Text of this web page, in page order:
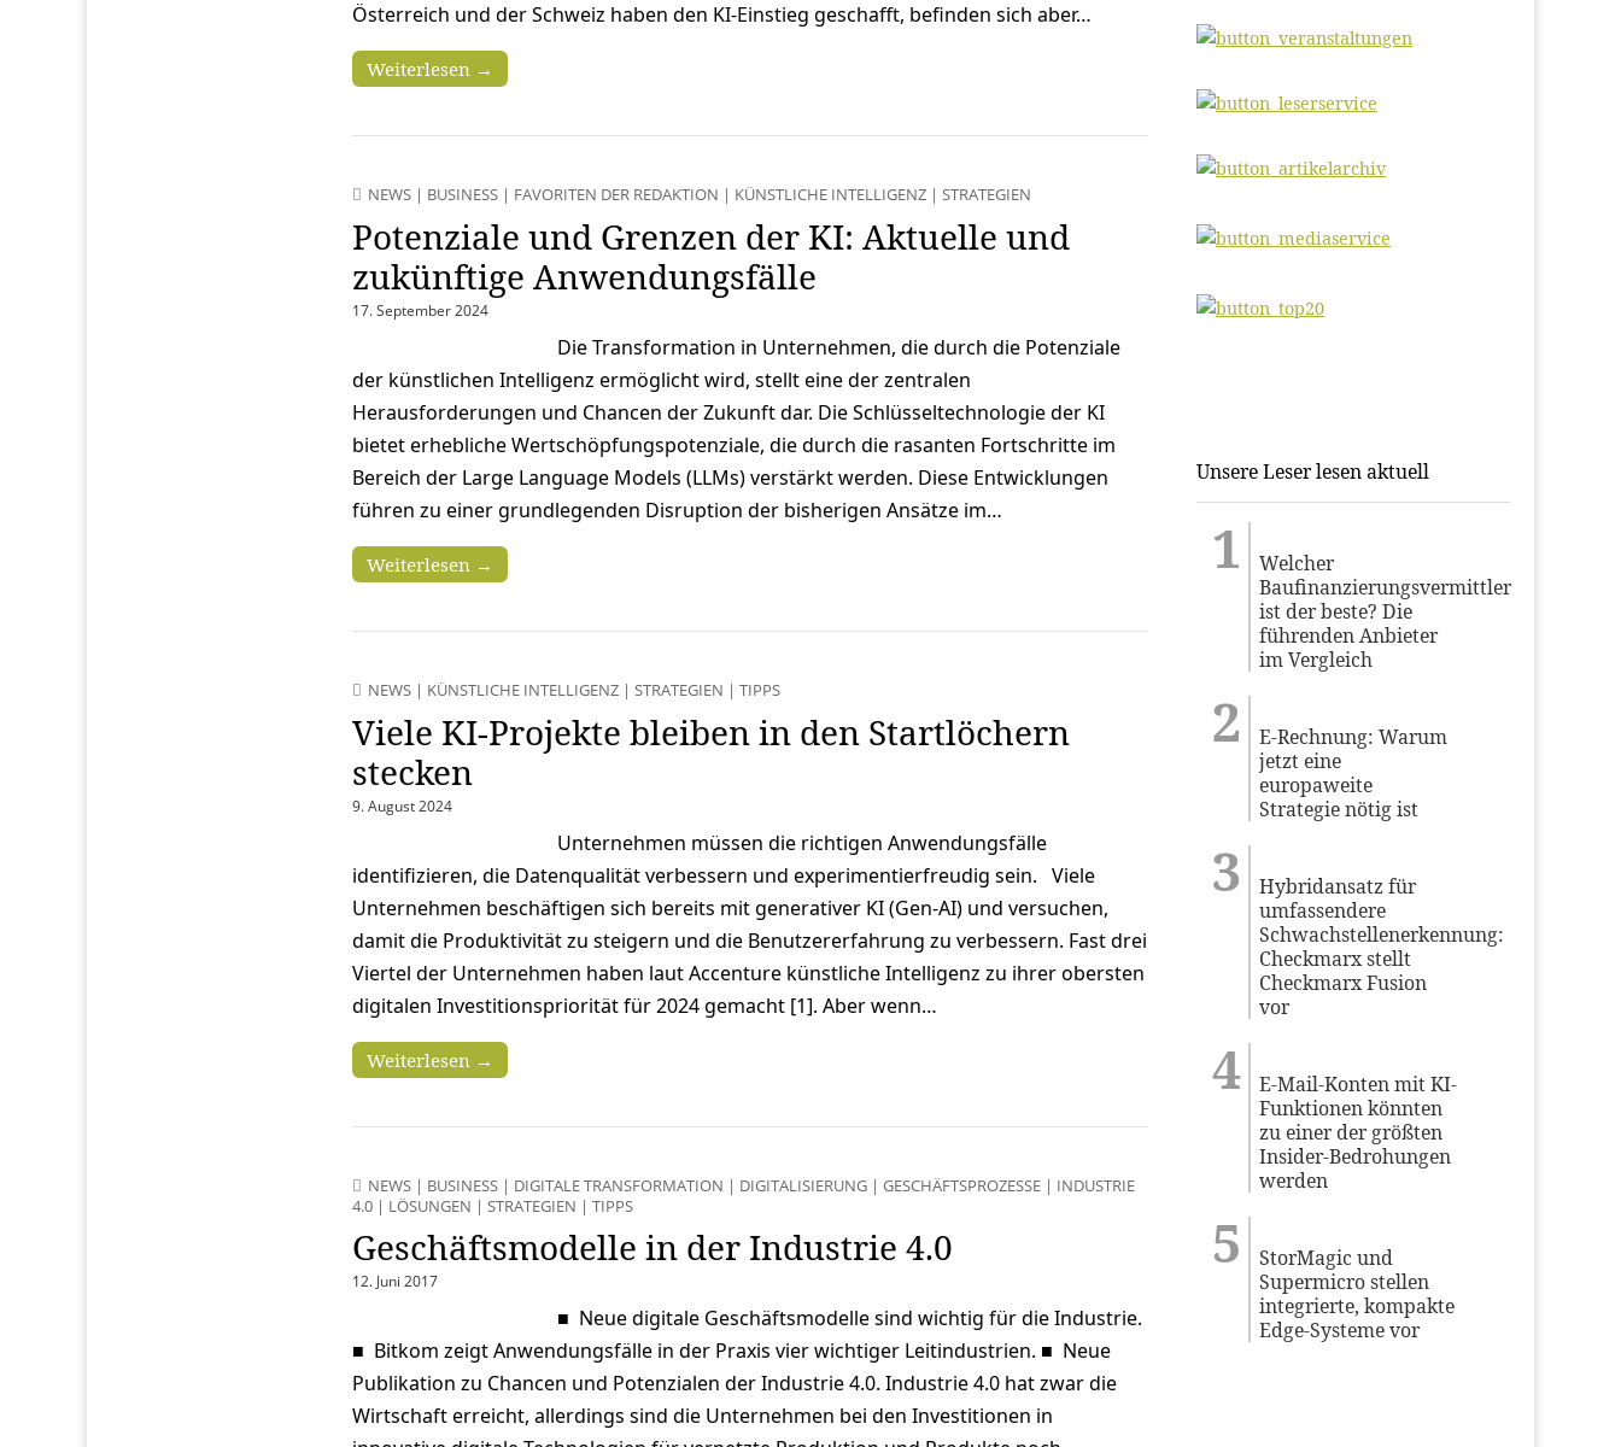
Österreich und der Schweiz haben den KI-Einstieg geschafft, befinden sich aber…
Weiterlesen →
NEWS| BUSINESS| FAVORITEN DER REDAKTION | KÜNSTLICHE INTELLIGENZ| STRATEGIEN
Potenziale und Grenzen der KI: Aktuelle und
zukünftige Anwendungsfälle
17. September 2024
Die Transformation in Unternehmen, die durch die Potenziale
der künstlichen Intelligenz ermöglicht wird, stellt eine der zentralen
Herausforderungen und Chancen der Zukunft dar. Die Schlüsseltechnologie der KI
bietet erhebliche Wertschöpfungspotenziale, die durch die rasanten Fortschritte im
Bereich der Large Language Models (LLMs) verstärkt werden. Diese Entwicklungen
führen zu einer grundlegenden Disruption der bisherigen Ansätze im…
Weiterlesen →
NEWS| KÜNSTLICHE INTELLIGENZ| STRATEGIEN | TIPPS
Viele KI-Projekte bleiben in den Startlöchern
stecken
9. August 2024
Unternehmen müssen die richtigen Anwendungsfälle
identifizieren, die Datenqualität verbessern und experimentierfreudig sein. Viele
Unternehmen beschäftigen sich bereits mit generativer KI (Gen-AI) und versuchen,
damit die Produktivität zu steigern und die Benutzererfahrung zu verbessern. Fast drei
Viertel der Unternehmen haben laut Accenture künstliche Intelligenz zu ihrer obersten
digitalen Investitionspriorität für 2024 gemacht [1]. Aber wenn…
Weiterlesen →
NEWS| BUSINESS| DIGITALE TRANSFORMATION | DIGITALISIERUNG| GESCHÄFTSPROZESSE| INDUSTRIE
4.0| LÖSUNGEN | STRATEGIEN | TIPPS
Geschäftsmodelle in der Industrie 4.0
12. Juni 2017
■ Neue digitale Geschäftsmodelle sind wichtig für die Industrie.
■ Bitkom zeigt Anwendungsfälle in der Praxis vier wichtiger Leitindustrien. ■ Neue
Publikation zu Chancen und Potenzialen der Industrie 4.0. Industrie 4.0 hat zwar die
Wirtschaft erreicht, allerdings sind die Unternehmen bei den Investitionen in
Unsere Leser lesen aktuell
Welcher
Baufinanzierungsvermittler
ist der beste? Die
führenden Anbieter
im Vergleich
E-Rechnung: Warum
jetzt eine
europaweite
Strategie nötig ist
Hybridansatz für
umfassendere
Schwachstellenerkennung:
Checkmarx stellt
Checkmarx Fusion
vor
E-Mail-Konten mit KI-
Funktionen könnten
zu einer der größten
Insider-Bedrohungen
werden
StorMagic und
Supermicro stellen
integrierte, kompakte
Edge-Systeme vor